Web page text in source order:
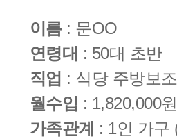
이름 : 문OO
연령대 : 50대 초반
직업 : 식당 주방보
월수입 : 1,820,000원
가족관계 : 1인 가구